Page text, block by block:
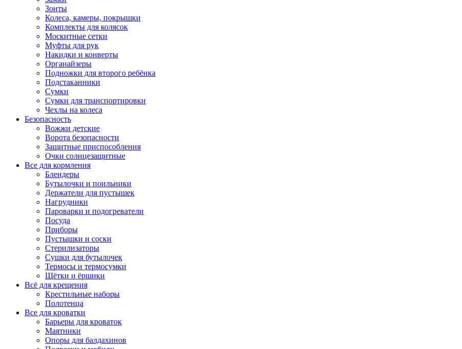
Зонты
Колеса, камеры, покрышки
Комплекты для колясок
Москитные сетки
Муфты для рук
Накидки и конверты
Органайзеры
Подножки для второго ребёнка
Подстаканники
Сумки
Сумки для транспортировки
Чехлы на колеса
Безопасность
Вожжи детские
Ворота безопасности
Защитные приспособления
Очки солнцезащитные
Все для кормления
Блендеры
Бутылочки и поильники
Держатели для пустышек
Нагрудники
Пароварки и подогреватели
Посуда
Приборы
Пустышки и соски
Стерилизаторы
Сушки для бутылочек
Термосы и термосумки
Щётки и ёршики
Всё для крещения
Крестильные наборы
Полотенца
Все для кроватки
Барьеры для кроваток
Маятники
Опоры для балдахинов